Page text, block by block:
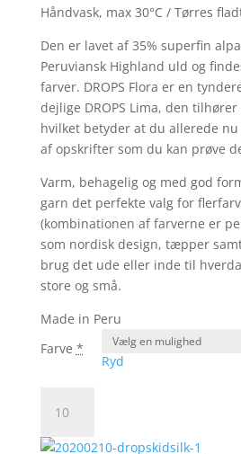
Håndvask, max 30°C / Tørres
Den er lavet af 35% superfin
Peruviansk Highland uld og
farver. DROPS Flora er en
dejlige DROPS Lima, den
hvilket betyder at du allerede
af opskrifter som du kan prøve
Varm, behagelig og med god
garn det perfekte valg for
(kombinationen af farverne er
som nordisk design, tæpper
brug det ude eller inde til
store og små.
Made in Peru
Farve *
Ryd
Flora
antal